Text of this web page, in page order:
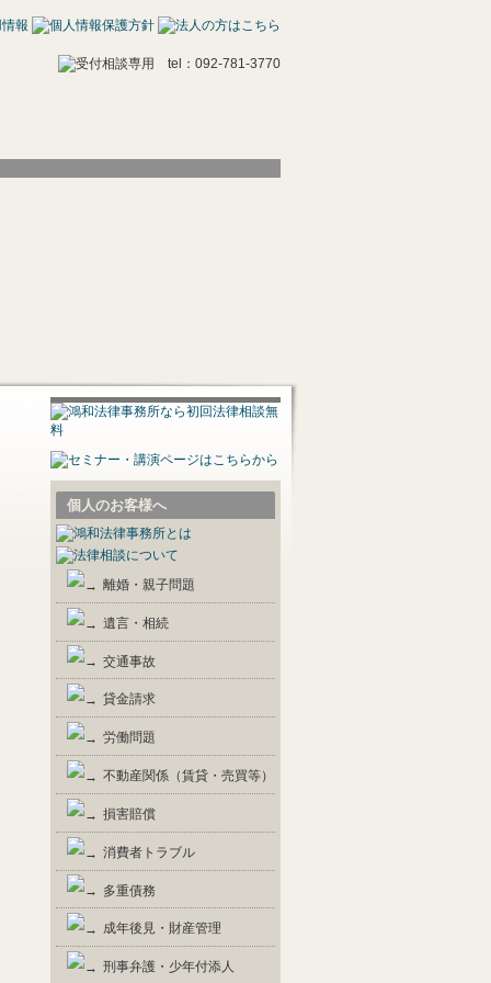
個人のお客様へ
離婚・親子問題
遺言・相続
交通事故
貸金請求
労働問題
不動産関係（賃貸・売買等）
損害賠償
消費者トラブル
多重債務
成年後見・財産管理
刑事弁護・少年付添人